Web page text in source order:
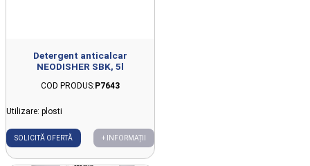
Detergent anticalcar
NEODISHER SBK, 5l
COD PRODUS:P7643
Utilizare: plosti
SOLICITĂ OFERTĂ + INFORMAȚII